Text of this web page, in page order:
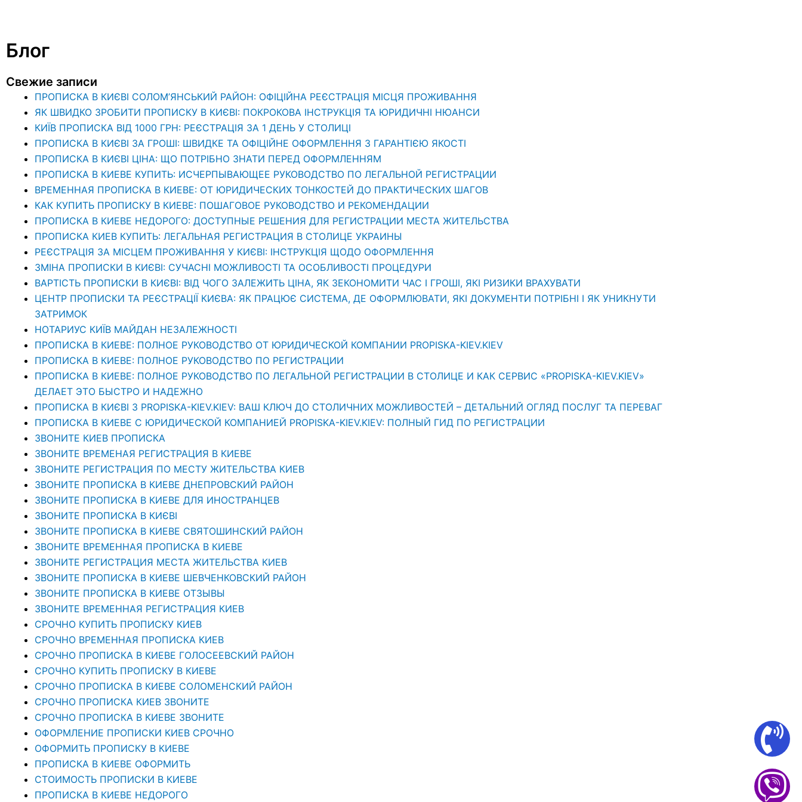
Блог
Свежие записи
ПРОПИСКА В КИЄВІ СОЛОМ’ЯНСЬКИЙ РАЙОН: ОФІЦІЙНА РЕЄСТРАЦІЯ МІСЦЯ ПРОЖИВАННЯ
ЯК ШВИДКО ЗРОБИТИ ПРОПИСКУ В КИЄВІ: ПОКРОКОВА ІНСТРУКЦІЯ ТА ЮРИДИЧНІ НЮАНСИ
КИЇВ ПРОПИСКА ВІД 1000 ГРН: РЕЄСТРАЦІЯ ЗА 1 ДЕНЬ У СТОЛИЦІ
ПРОПИСКА В КИЄВІ ЗА ГРОШІ: ШВИДКЕ ТА ОФІЦІЙНЕ ОФОРМЛЕННЯ З ГАРАНТІЄЮ ЯКОСТІ
ПРОПИСКА В КИЄВІ ЦІНА: ЩО ПОТРІБНО ЗНАТИ ПЕРЕД ОФОРМЛЕННЯМ
ПРОПИСКА В КИЕВЕ КУПИТЬ: ИСЧЕРПЫВАЮЩЕЕ РУКОВОДСТВО ПО ЛЕГАЛЬНОЙ РЕГИСТРАЦИИ
ВРЕМЕННАЯ ПРОПИСКА В КИЕВЕ: ОТ ЮРИДИЧЕСКИХ ТОНКОСТЕЙ ДО ПРАКТИЧЕСКИХ ШАГОВ
КАК КУПИТЬ ПРОПИСКУ В КИЕВЕ: ПОШАГОВОЕ РУКОВОДСТВО И РЕКОМЕНДАЦИИ
ПРОПИСКА В КИЕВЕ НЕДОРОГО: ДОСТУПНЫЕ РЕШЕНИЯ ДЛЯ РЕГИСТРАЦИИ МЕСТА ЖИТЕЛЬСТВА
ПРОПИСКА КИЕВ КУПИТЬ: ЛЕГАЛЬНАЯ РЕГИСТРАЦИЯ В СТОЛИЦЕ УКРАИНЫ
РЕЄСТРАЦІЯ ЗА МІСЦЕМ ПРОЖИВАННЯ У КИЄВІ: ІНСТРУКЦІЯ ЩОДО ОФОРМЛЕННЯ
ЗМІНА ПРОПИСКИ В КИЄВІ: СУЧАСНІ МОЖЛИВОСТІ ТА ОСОБЛИВОСТІ ПРОЦЕДУРИ
ВАРТІСТЬ ПРОПИСКИ В КИЄВІ: ВІД ЧОГО ЗАЛЕЖИТЬ ЦІНА, ЯК ЗЕКОНОМИТИ ЧАС І ГРОШІ, ЯКІ РИЗИКИ ВРАХУВАТИ
ЦЕНТР ПРОПИСКИ ТА РЕЄСТРАЦІЇ КИЄВА: ЯК ПРАЦЮЄ СИСТЕМА, ДЕ ОФОРМЛЮВАТИ, ЯКІ ДОКУМЕНТИ ПОТРІБНІ І ЯК УНИКНУТИ
ЗАТРИМОК
НОТАРИУС КИЇВ МАЙДАН НЕЗАЛЕЖНОСТІ
ПРОПИСКА В КИЕВЕ: ПОЛНОЕ РУКОВОДСТВО ОТ ЮРИДИЧЕСКОЙ КОМПАНИИ PROPISKA-KIEV.KIEV
ПРОПИСКА В КИЕВЕ: ПОЛНОЕ РУКОВОДСТВО ПО РЕГИСТРАЦИИ
ПРОПИСКА В КИЕВЕ: ПОЛНОЕ РУКОВОДСТВО ПО ЛЕГАЛЬНОЙ РЕГИСТРАЦИИ В СТОЛИЦЕ И КАК СЕРВИС «PROPISKA-KIEV.KIEV»
ДЕЛАЕТ ЭТО БЫСТРО И НАДЕЖНО
ПРОПИСКА В КИЄВІ З PROPISKA-KIEV.KIEV: ВАШ КЛЮЧ ДО СТОЛИЧНИХ МОЖЛИВОСТЕЙ – ДЕТАЛЬНИЙ ОГЛЯД ПОСЛУГ ТА ПЕРЕВАГ
ПРОПИСКА В КИЕВЕ С ЮРИДИЧЕСКОЙ КОМПАНИЕЙ PROPISKA-KIEV.KIEV: ПОЛНЫЙ ГИД ПО РЕГИСТРАЦИИ
ЗВОНИТЕ КИЕВ ПРОПИСКА
ЗВОНИТЕ ВРЕМЕНАЯ РЕГИСТРАЦИЯ В КИЕВЕ
ЗВОНИТЕ РЕГИСТРАЦИЯ ПО МЕСТУ ЖИТЕЛЬСТВА КИЕВ
ЗВОНИТЕ ПРОПИСКА В КИЕВЕ ДНЕПРОВСКИЙ РАЙОН
ЗВОНИТЕ ПРОПИСКА В КИЕВЕ ДЛЯ ИНОСТРАНЦЕВ
ЗВОНИТЕ ПРОПИСКА В КИЄВІ
ЗВОНИТЕ ПРОПИСКА В КИЕВЕ СВЯТОШИНСКИЙ РАЙОН
ЗВОНИТЕ ВРЕМЕННАЯ ПРОПИСКА В КИЕВЕ
ЗВОНИТЕ РЕГИСТРАЦИЯ МЕСТА ЖИТЕЛЬСТВА КИЕВ
ЗВОНИТЕ ПРОПИСКА В КИЕВЕ ШЕВЧЕНКОВСКИЙ РАЙОН
ЗВОНИТЕ ПРОПИСКА В КИЕВЕ ОТЗЫВЫ
ЗВОНИТЕ ВРЕМЕННАЯ РЕГИСТРАЦИЯ КИЕВ
СРОЧНО КУПИТЬ ПРОПИСКУ КИЕВ
СРОЧНО ВРЕМЕННАЯ ПРОПИСКА КИЕВ
СРОЧНО ПРОПИСКА В КИЕВЕ ГОЛОСЕЕВСКИЙ РАЙОН
СРОЧНО КУПИТЬ ПРОПИСКУ В КИЕВЕ
CРОЧНО ПРОПИСКА В КИЕВЕ СОЛОМЕНСКИЙ РАЙОН
СРОЧНО ПРОПИСКА КИЕВ ЗВОНИТЕ
СРОЧНО ПРОПИСКА В КИЕВЕ ЗВОНИТЕ
ОФОРМЛЕНИЕ ПРОПИСКИ КИЕВ СРОЧНО
ОФОРМИТЬ ПРОПИСКУ В КИЕВЕ
ПРОПИСКА В КИЕВЕ ОФОРМИТЬ
СТОИМОСТЬ ПРОПИСКИ В КИЕВЕ
ПРОПИСКА В КИЕВЕ НЕДОРОГО